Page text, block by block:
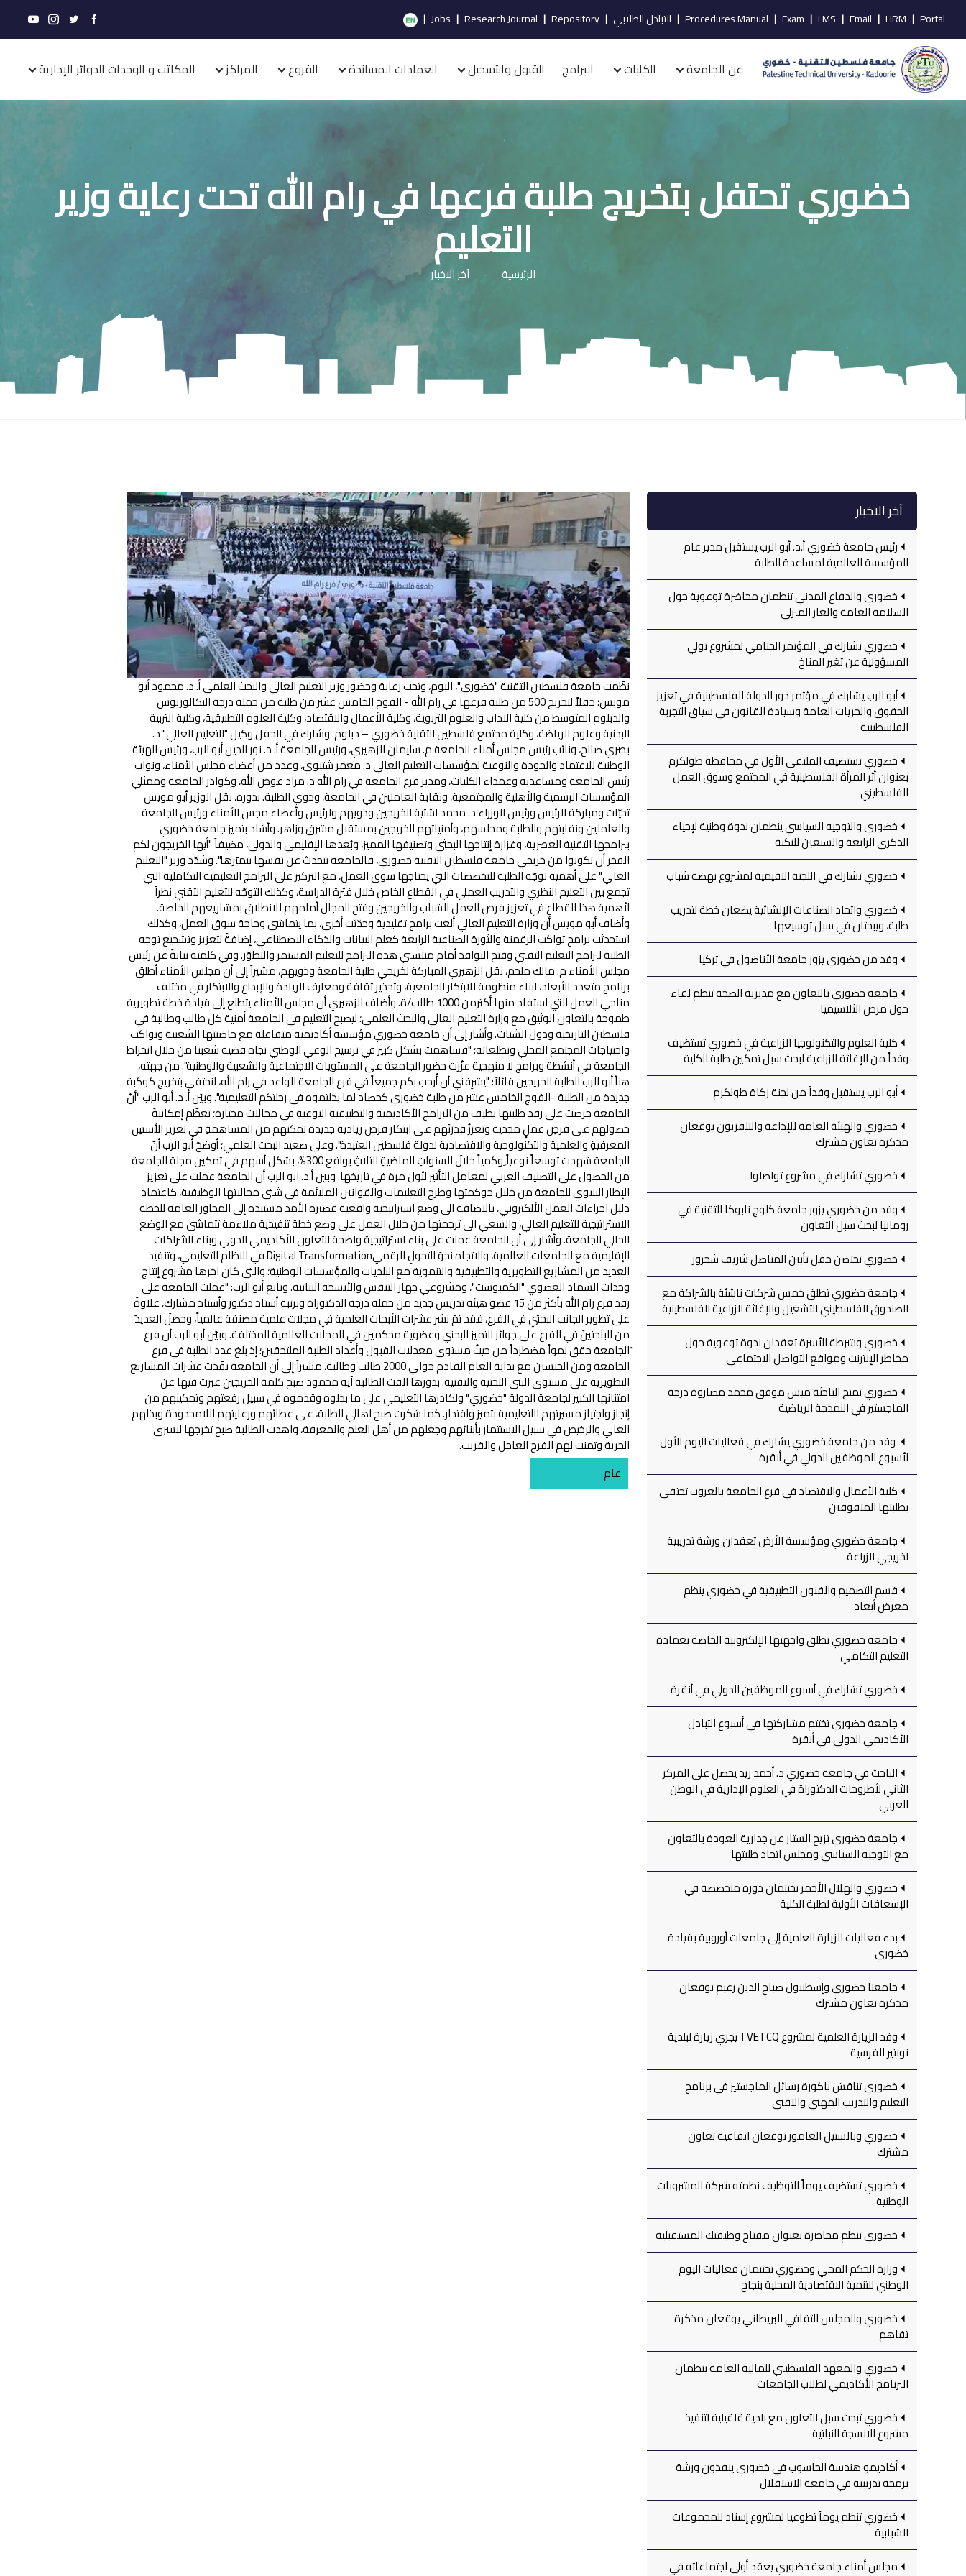
Portal
|
HRM
|
Email
|
LMS
|
Exam
|
Procedures Manual
| التبادل الطلابي |
Repository
|
Research Journal
|
Jobs
|
عن الجامعة الكليات البرامج القبول والتسجيل العمادات المساندة الفروع المراكز المكاتب و الوحدات الدوائر الإدارية
خضوري تحتفل بتخريج طلبة فرعها في رام الله تحت رعاية وزير
التعليم
الرئيسية - آخر الاخبار
آخر الاخبار
رئيس جامعة خضوري أ.د. أبو الرب يستقبل مدير عام
المؤسسة العالمية لمساعدة الطلبة
خضوري والدفاع المدني تنظمان محاضرة توعوية حول
السلامة العامة والغاز المنزلي
خضوري تشارك في المؤتمر الختامي لمشروع تولي
المسؤولية عن تغير المناخ
أبو الرب يشارك في مؤتمر دور الدولة الفلسطينية في تعزيز
الحقوق والحريات العامة وسيادة القانون في سياق التجربة
الفلسطينية
خضوري تستضيف الملتقى الأول في محافظة طولكرم
بعنوان أثر المرأة الفلسطينية في المجتمع وسوق العمل
الفلسطيني
خضوري والتوجيه السياسي ينظمان ندوة وطنية لإحياء
الذكرى الرابعة والسبعين للنكبة
خضوري تشارك في اللجنة التقيمية لمشروع نهضة شباب
خضوري واتحاد الصناعات الإنشائية يضعان خطة لتدريب
طلبة، ويبحثان في سبل توسيعها
وفد من خضوري يزور جامعة الأناضول في تركيا
جامعة خضوري بالتعاون مع مديرية الصحة تنظم لقاء
حول مرض الثلاسيميا
كلية العلوم والتكنولوجيا الزراعية في خضوري تستضيف
وفداً من الإغاثة الزراعية لبحث سبل تمكين طلبة الكلية
أبو الرب يستقبل وفداً من لجنة زكاة طولكرم
خضوري والهيئة العامة للإذاعة والتلفزيون يوقعان
مذكرة تعاون مشترك
خضوري تشارك في مشروع تواصلوا
وفد من خضوري يزور جامعة كلوج نابوكا التقنية في
رومانيا لبحث سبل التعاون
خضوري تحتضن حفل تأبين المناضل شريف شحرور
جامعة خضوري تطلق خمس شركات ناشئة بالشراكة مع
الصندوق الفلسطيني للتشغيل والإغاثة الزراعية الفلسطينية
خضوري وشرطة الأسرة تعقدان ندوة توعوية حول
مخاطر الإنترنت ومواقع التواصل الاجتماعي
خضوري تمنح الباحثة ميس موفق محمد مصاروة درجة
الماجستير في النمذجة الرياضية
وفد من جامعة خضوري يشارك في فعاليات اليوم الأول
لأسبوع الموظفين الدولي في أنقرة
كلية الأعمال والاقتصاد في فرع الجامعة بالعروب تحتفي
بطلبتها المتفوقين
جامعة خضوري ومؤسسة الأرض تعقدان ورشة تدريبية
لخريجي الزراعة
قسم التصميم والفنون التطبيقية في خضوري ينظم
معرض أبعاد
جامعة خضوري تطلق واجهتها الإلكترونية الخاصة بعمادة
التعليم التكاملي
خضوري تشارك في أسبوع الموظفين الدولي في أنقرة
جامعة خضوري تختتم مشاركتها في أسبوع التبادل
الأكاديمي الدولي في أنقرة
الباحث في جامعة خضوري د. أحمد زيد يحصل على المركز
الثاني لأطروحات الدكتوراة في العلوم الإدارية في الوطن
العربي
جامعة خضوري تزيح الستار عن جدارية العودة بالتعاون
مع التوجيه السياسي ومجلس اتحاد طلبتها
خضوري والهلال الأحمر تختتمان دورة متخصصة في
الإسعافات الأولية لطلبة الكلية
بدء فعاليات الزيارة العلمية إلى جامعات أوروبية بقيادة
خضوري
جامعتا خضوري وإسطنبول صباح الدين زعيم توقعان
مذكرة تعاون مشترك
وفد الزيارة العلمية لمشروع TVETCQ يجري زيارة لبلدية
نونتير الفرسية
خضوري تناقش باكورة رسائل الماجستير في برنامج
التعليم والتدريب المهني والتقني
خضوري وبالستيل العامور توقعان اتفاقية تعاون
مشترك
خضوري تستضيف يوماً للتوظيف نظمته شركة المشروبات
الوطنية
خضوري تنظم محاضرة بعنوان مفتاح وظيفتك المستقبلية
وزارة الحكم المحلي وخضوري تختتمان فعاليات اليوم
الوطني للتنمية الاقتصادية المحلية بنجاح
خضوري والمجلس الثقافي البريطاني يوقعان مذكرة
تفاهم
خضوري والمعهد الفلسطيني للمالية العامة ينظمان
البرنامج الأكاديمي لطلاب الجامعات
خضوري تبحث سبل التعاون مع بلدية قلقيلية لتنفيذ
مشروع الانسجة النباتية
أكاديمو هندسة الحاسوب في خضوري ينفذون ورشة
برمجة تدريبية في جامعة الاستقلال
خضوري تنظم يوماً تطوعيا لمشروع إسناد للمجموعات
الشبابية
مجلس أمناء جامعة خضوري يعقد أولى اجتماعاته في
نظّمت جامعة فلسطين التقنية "خضوري"، اليوم، وتحت رعاية وحضور وزير التعليم العالي والبحث العلمي أ. د. محمود أبو
مويس؛ حفلاً لتخريج 500 من طلبة فرعها في رام الله - الفوج الخامس عشر من طلبة من حملة درجة البكالوريوس
والدبلوم المتوسط من كلية الآداب والعلوم التربوية، وكلية الأعمال والاقتصاد، وكلية العلوم التطبيقية، وكلية التربية
البدنية وعلوم الرياضة، وكلية مجتمع فلسطين التقنية خضوري – دبلوم. وشارك في الحفل وكيل "التعليم العالي" د.
بصري صالح، ونائب رئيس مجلس أمناء الجامعة م. سليمان الزهيري، ورئيس الجامعة أ. د. نور الدين أبو الرب، ورئيس الهيئة
الوطنية للاعتماد والجودة والنوعية لمؤسسات التعليم العالي د. معمر شتيوي، وعدد من أعضاء مجلس الأمناء، ونواب
رئيس الجامعة ومساعديه وعمداء الكليات، ومدير فرع الجامعة في رام الله د. مراد عوض الله، وكوادر الجامعة وممثلي
المؤسسات الرسمية والأهلية والمجتمعية، ونقابة العاملين في الجامعة، وذوي الطلبة. بدوره، نقل الوزير أبو مويس
تحيّات ومباركة الرئيس ورئيس الوزراء د. محمد اشتية للخريجين وذويهم ولرئيس وأعضاء مجس الأمناء ورئيس الجامعة
والعاملين ونقابتهم والطلبة ومجلسهم، وأمنياتهم للخريجين بمستقبل مشرق وزاهر. وأشاد بتميز جامعة خضوري
ببرامجها التقنية العصرية، وغزارة إنتاجها البحثي وتصنيفها المميز، وبُعدها الإقليمي والدولي، مضيفاً "أيها الخريجون لكم
الفخر أن تكونوا من خريجي جامعة فلسطين التقنية خضوري، فالجامعة تتحدث عن نفسها بتميّزها". وشدّد وزير "التعليم
العالي" على أهمية توجّه الطلبة للتخصصات التي يحتاجها سوق العمل، مع التركيز على البرامج التعليمية التكاملية التي
تجمع بين التعليم النظري والتدريب العملي في القطاع الخاص خلال فترة الدراسة، وكذلك التوجّه للتعليم التقني نظراً
لأهمية هذا القطاع في تعزيز فرص العمل للشباب والخريجين وفتح المجال أمامهم للانطلاق بمشاريعهم الخاصة.
وأضاف أبو مويس أن وزارة التعليم العالي ألغت برامج تقليدية وحدّثت أخرى، بما يتماشى وحاجة سوق العمل، وكذلك
استحدثت برامج تواكب الرقمنة والثورة الصناعية الرابعة كعلم البيانات والذكاء الاصطناعي، إضافةً لتعزيز وتشجيع توجه
الطلبة لبرامج التعليم التقني وفتح النوافذ أمام منتسبي هذه البرامج للتعليم المستمر والتطوّر. وفي كلمته نيابةً عن رئيس
مجلس الأمناء م. مالك ملحم، نقل الزهيري المباركة لخريجي طلبة الجامعة وذويهم، مشيراً إلى أن مجلس الأمناء أطلق
برنامج متعدد الأبعاد، لبناء منظومة للابتكار الجامعية، وتجذير ثقافة ومعارف الريادة والإبداع والابتكار في مختلف
مناحي العمل التي استفاد منها أكثرمن 1000 طالب/ة. وأضاف الزهيري أن مجلس الأمناء يتطلع إلى قيادة خطة تطويرية
طموحة بالتعاون الوثيق مع وزارة التعليم العالي والبحث العلمي؛ ليصبح التعليم في الجامعة أمنية كل طالب وطالبة في
فلسطين التاريخية ودول الشتات. وأشار إلى أن جامعة خضوري مؤسسه أكاديمية متفاعلة مع حاضنتها الشعبية وتواكب
واحتياجات المجتمع المحلي وتطلعاته؛ "فساهمت بشكل كبير في ترسيخ الوعي الوطني تجاه قضية شعبنا من خلال انخراط
الجامعة في أنشطة وبرامج لا منهجية عزّزت حضور الجامعة على المستويات الاجتماعية والشعبية والوطنية". من جهته،
هنأ أبو الرب الطلبة الخريجين قائلاً: "يشرِفني أن أُرحبَ بكم جميعاً في فرع الجامعة الواعد في رام الله، لنحتفي بتخريج كوكبة
جديدة من الطلبة -الفوجِ الخامس عشر من طلبة خضوري كحصاد لما بذلتموه في رحلتكم التعليمية". وبيّن أ. د. أبو الرب "أنّ
الجامعة حرصت على رفد طلبتها بطيف من البرامجِ الأكاديميةِ والتطبيقيةِ النوعيةِ في مجالات مختارة؛ تعظّم إمكانيةَ
حصولهم على فرصِ عملٍ مجدية وتعززُ قدرَتَهم على ابتكار فرص ريادية جديدة تمكنهم من المساهمةِ في تعزيز الأسسِ
المعرفيةِ والعلمية والتكنولوجية والاقتصادية لدولة فلسطين العتيدة". وعلى صعيد البحث العلمي؛ أوضحَ أبو الرب أنّ
الجامعة شهدت توسعاً نوعياً ِوكمياً خلالَ السنواتِ الماضيةِ الثلاثِ بواقع 300%، بشكل أسهم في تمكين مجلة الجامعة
من الحصول على التصنيف العربي لمعامل التأثير لأول مرة في تاريخها. وبين أ.د. ابو الرب أن الجامعة عملت على تعزيز
الإطار البنيوي للجامعة من خلال حوكمتها وطرح التعليمات والقوانين الملائمة في شتى مجالاتها الوظيفية، كاعتماد
دليل اجراءات العمل الألكتروني، يالاضافة الى وضع استراتيجية واقعية قصيرة الأمد مستندة إلى المحاور العامة للخطة
الاستراتيجية للتعليم العالي، والسعي الى ترجمتها من خلال العمل على وضع خطة تنفيذية ملاءمة تتماشى مع الوضع
الحالي للجامعة. وأشار إلى أن الجامعة عملت على بناء استراتيجية واضحة للتعاون الأكاديمي الدولي وبناء الشراكات
الإقليمية مع الجامعات العالمية، والاتجاه نحوَ التحولِ الرقميDigital Transformation في النظام التعليمي، وتنفيذ
العديد من المشاريع التطويرية والتطبيقية والتنموية مع البلديات والمؤسسات الوطنية؛ والتي كان آخرها مشروع إنتاج
وحدات السماد العضوي "الكمبوست"، ومشروعي جهاز التنفس والأنسجة النباتية. وتابع أبو الرب: "عملت الجامعة على
رفد فرع رام الله بأكثر من 15 عضو هيئة تدريس جديد من حملة درجة الدكتوراة وبرتبة أستاذ دكتور وأستاذ مشارك، علاوةً
على تطوير الجانب البحثي في الفرع، فقد تمَ نشر عشرات الأبحاث العلمية في مجلات علمية مصنفة عالمياً، وحصلَ العديدُ
من الباحثينَ في الفرع على جوائز التميز البحثي وعضوية محكمين في المجلات العالمية المختلفة. وبيّن أبو الرب أن فرع
ُالجامعة حقق نمواً مضطرداً من حيثُ مستوى معدلات القبول وأعداد الطلبة الملتحقين؛ إذ بلغ عدد الطلبة في فرع
الجامعة ومن الجنسين مع بداية العام القادم حوالي 2000 طالب وطالبة، مشيراً إلى أن الجامعة نفّذت عشرات المشاريع
التطويرية على مستوى البنى التحتية والتقنية. بدورها القت الطالبة آيه محمود صبح كلمة الخريجين عبرت فيها عن
امتنانها الكبير لجامعة الدولة "خضوري" ولكادرها التعليمي على ما بذلوه وقدموه في سبيل رفعتهم وتمكينهم من
إنجاز واجتياز مسيرتهم االتعليمية بتميز واقتدار. كما شكرت صبح اهالي الطلبة، على عطائهم ورعايتهم اللامحدودة وبذلهم
الغالي والرخيص في سبيل الاستثمار بأبنائهم وجعلهم من أهل العلم والمعرفة، واهدت الطالبة صبح تخرجها لاسرى
الحرية وتمنت لهم الفرج العاجل والقريب.
عام